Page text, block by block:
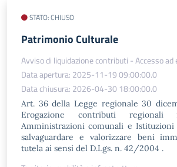
STATO: CHIUSO
Patrimonio Culturale
Avviso di liquidazione contributi - Accesso ad
Data apertura: 2025-11-19 09:00:00.0
Data chiusura: 2026-04-30 18:00:00.0
Art. 36 della Legge regionale 30
Erogazione contributi
Amministrazioni comunali e
salvaguardare e valorizzare beni
tutela ai sensi del D.Lgs. n. 42/2004 .